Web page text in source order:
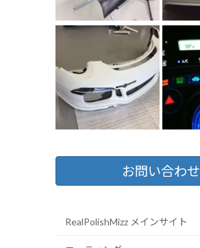
お問い合わせ
RealPolishMizz メインサイト